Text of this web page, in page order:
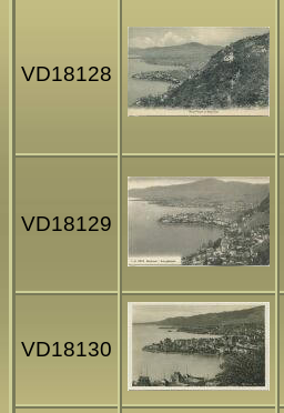
VD18128
VD18129
VD18130